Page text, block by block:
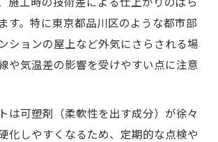
す。特に東京都品川区のような都市部
ションの屋上など外気にさらされる場
や気温差の影響を受けやすい点に注意
は可塑剤（柔軟性を出す成分）が徐々
化しやすくなるため、定期的な点検や